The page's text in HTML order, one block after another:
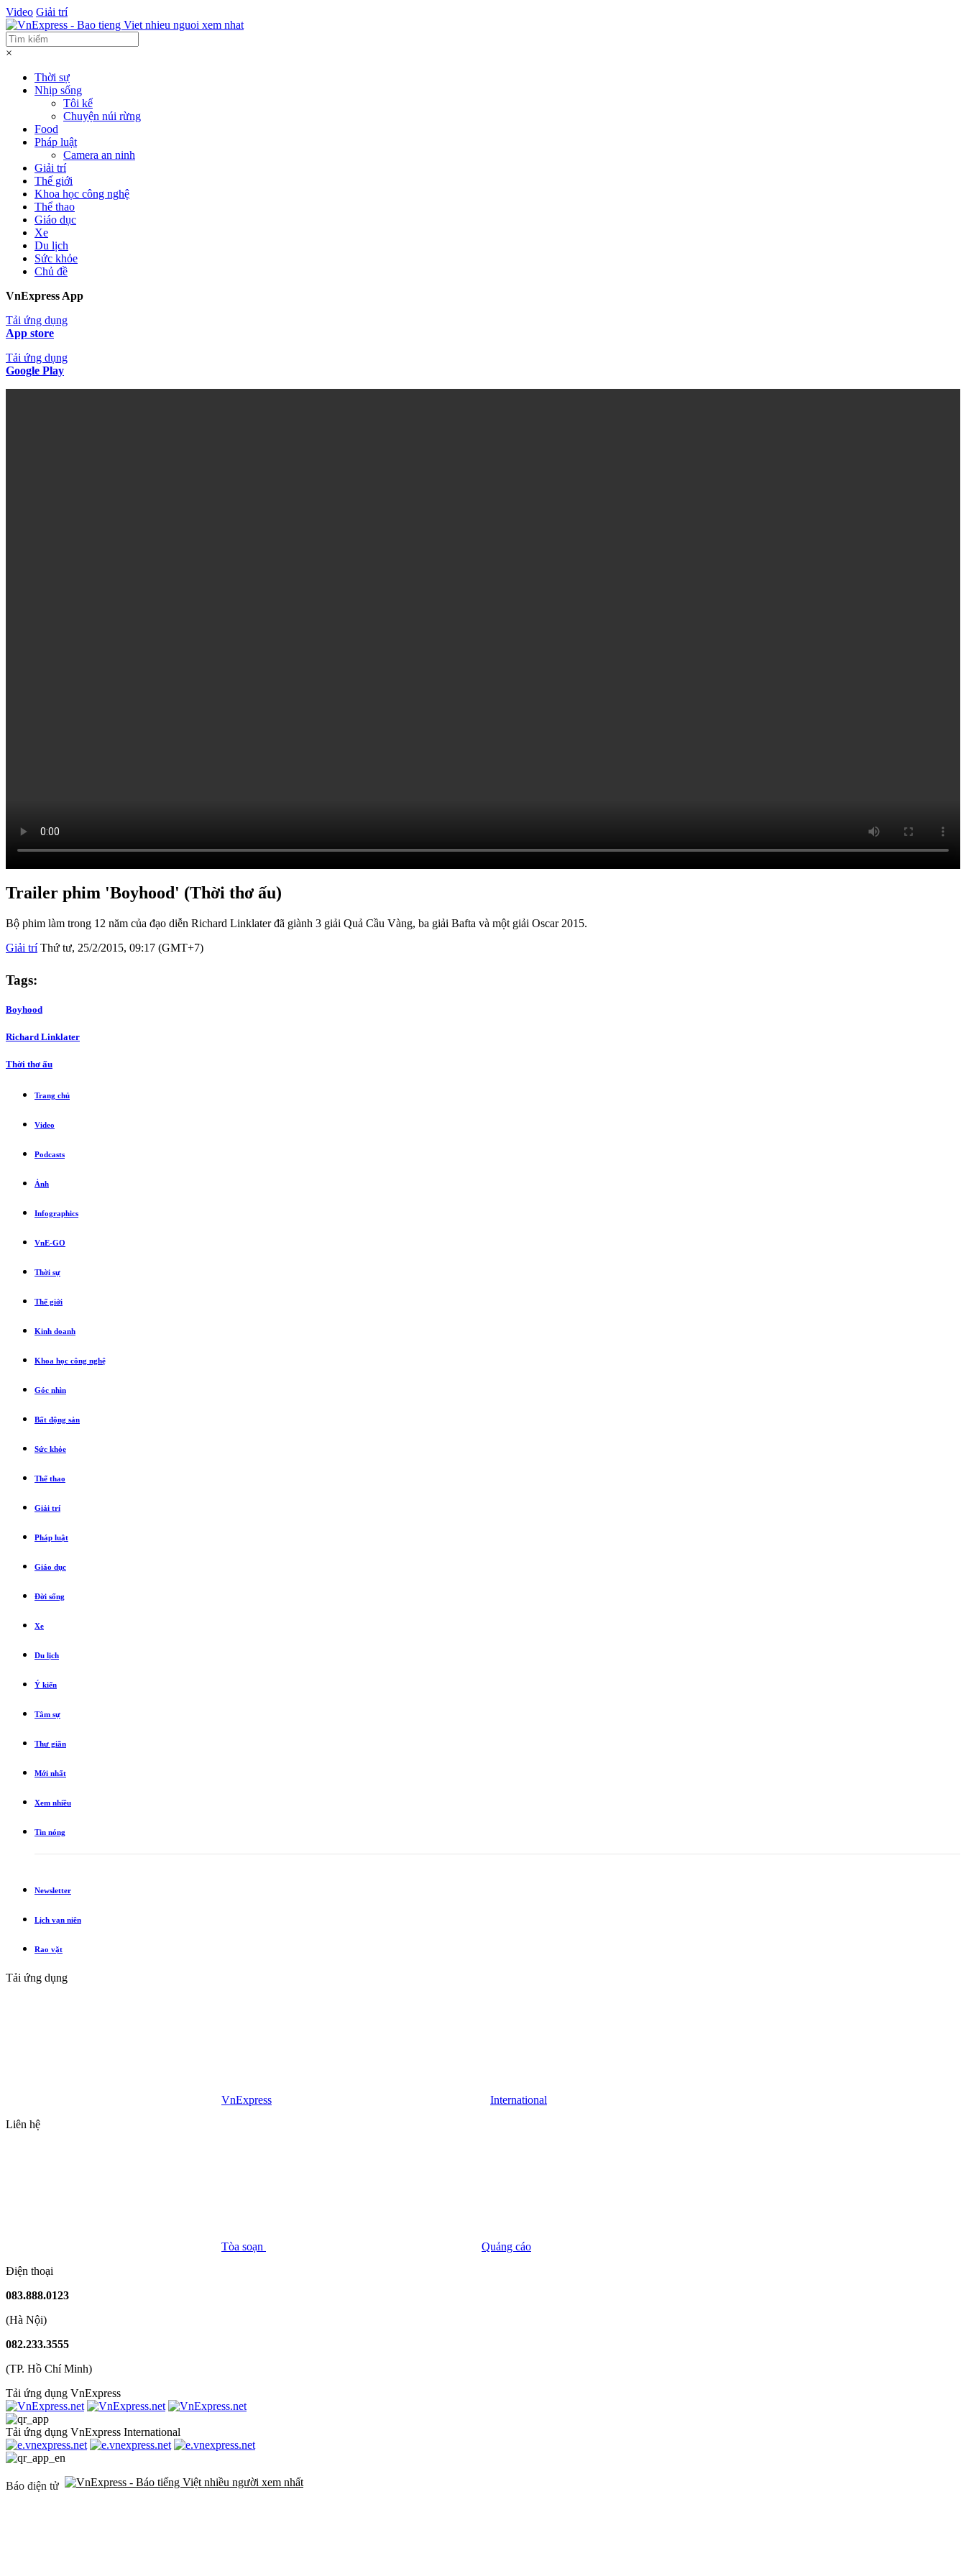
Video Giải trí
×
Thời sự
Nhịp sống
Tôi kể
Chuyện núi rừng
Food
Pháp luật
Camera an ninh
Giải trí
Thế giới
Khoa học công nghệ
Thể thao
Giáo dục
Xe
Du lịch
Sức khỏe
Chủ đề
VnExpress App
Tải ứng dụng
App store
Tải ứng dụng
Google Play
Trailer phim 'Boyhood' (Thời thơ ấu)
Bộ phim làm trong 12 năm của đạo diễn Richard Linklater đã giành 3 giải Quả Cầu Vàng, ba giải Bafta và một giải Oscar 2015.
Giải trí Thứ tư, 25/2/2015, 09:17 (GMT+7)
Tags:
Boyhood
Richard Linklater
Thời thơ ấu
Trang chủ
Video
Podcasts
Ảnh
Infographics
VnE-GO
Thời sự
Thế giới
Kinh doanh
Khoa học công nghệ
Góc nhìn
Bất động sản
Sức khỏe
Thể thao
Giải trí
Pháp luật
Giáo dục
Đời sống
Xe
Du lịch
Ý kiến
Tâm sự
Thư giãn
Mới nhất
Xem nhiều
Tin nóng
Newsletter
Lịch vạn niên
Rao vặt
Tải ứng dụng
VnExpress
International
Liên hệ
Tòa soạn
Quảng cáo
Điện thoại
083.888.0123
(Hà Nội)
082.233.3555
(TP. Hồ Chí Minh)
Tải ứng dụng VnExpress
Tải ứng dụng VnExpress International
Báo điện tử